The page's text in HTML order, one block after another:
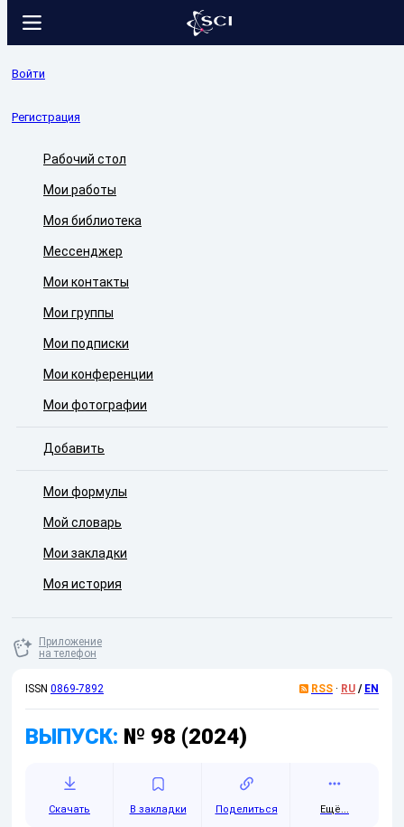
Войти
Регистрация
Рабочий стол
Мои работы
Моя библиотека
Мессенджер
Мои контакты
Мои группы
Мои подписки
Мои конференции
Мои фотографии
Добавить
Мои формулы
Мой словарь
Мои закладки
Моя история
Приложение
на телефон
ISSN 0869-7892 RSS · RU / EN
ВЫПУСК: № 98 (2024)
Скачать Поделиться Ещё...